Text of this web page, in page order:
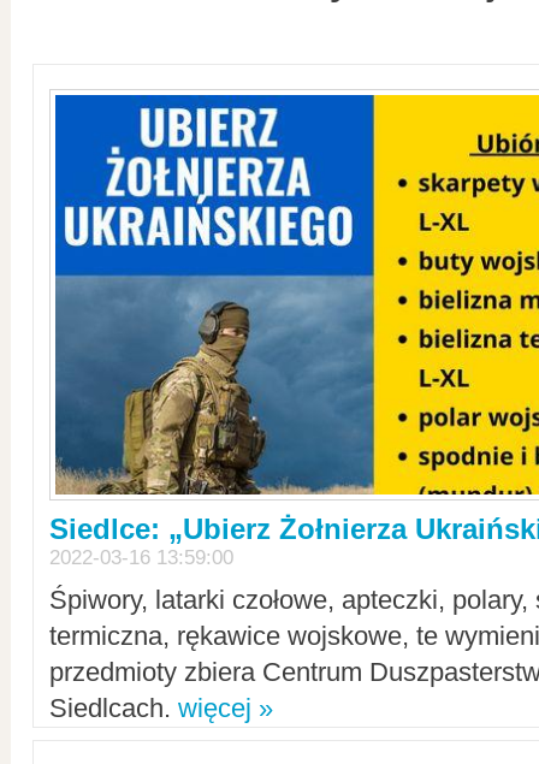
Siedlce: „Ubierz Żołnierza
2022-03-16 13:59:00
Śpiwory, latarki czołowe, apteczki,
termiczna, rękawice wojskowe, te
przedmioty zbiera Centrum
Siedlcach. więcej »